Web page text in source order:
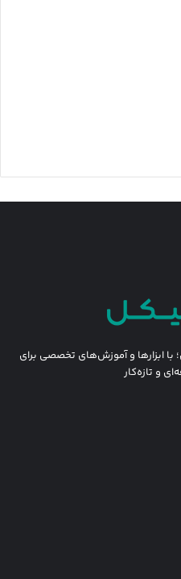
با ابزارها و آموزش‌های تخصصی برای
و تازه‌کار